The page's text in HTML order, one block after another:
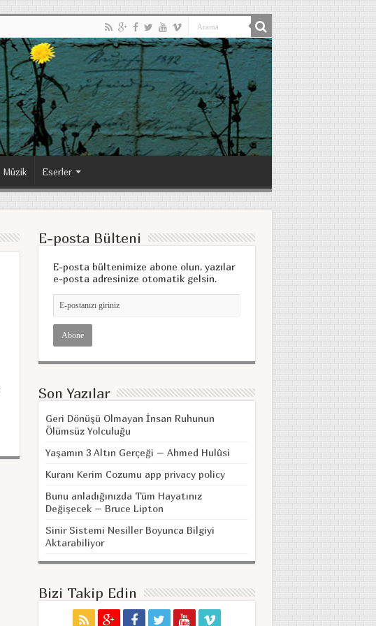
Müzik Eserler
E-posta Bülteni
E-posta bültenimize abone olun, yazılar
e-posta adresinize otomatik gelsin.
Son Yazılar
Geri Dönüşü Olmayan İnsan Ruhunun
Ölümsüz Yolculuğu
Yaşamın 3 Altın Gerçeği – Ahmed Hulûsi
Kuranı Kerim Cozumu app privacy policy
Bunu anladığınızda Tüm Hayatınız
Değişecek – Bruce Lipton
Sinir Sistemi Nesiller Boyunca Bilgiyi
Aktarabiliyor
Bizi Takip Edin